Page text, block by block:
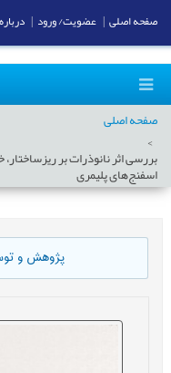
صفحه اصلی
بررسی اثر نانوذرات بر
اسفنج‌های پلیمری
پژوهش و
صفحه اصلی عضویت/ ورود